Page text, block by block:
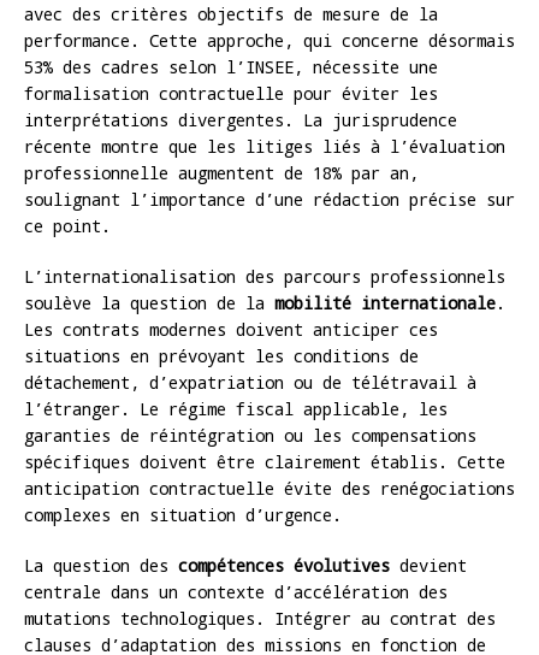
avec des critères objectifs de mesure de la
performance. Cette approche, qui concerne désormais
53% des cadres selon l’INSEE, nécessite une
formalisation contractuelle pour éviter les
interprétations divergentes. La jurisprudence
récente montre que les litiges liés à l’évaluation
professionnelle augmentent de 18% par an,
soulignant l’importance d’une rédaction précise sur
ce point.
L’internationalisation des parcours professionnels
soulève la question de la mobilité internationale.
Les contrats modernes doivent anticiper ces
situations en prévoyant les conditions de
détachement, d’expatriation ou de télétravail à
l’étranger. Le régime fiscal applicable, les
garanties de réintégration ou les compensations
spécifiques doivent être clairement établis. Cette
anticipation contractuelle évite des renégociations
complexes en situation d’urgence.
La question des compétences évolutives devient
centrale dans un contexte d’accélération des
mutations technologiques. Intégrer au contrat des
clauses d’adaptation des missions en fonction de